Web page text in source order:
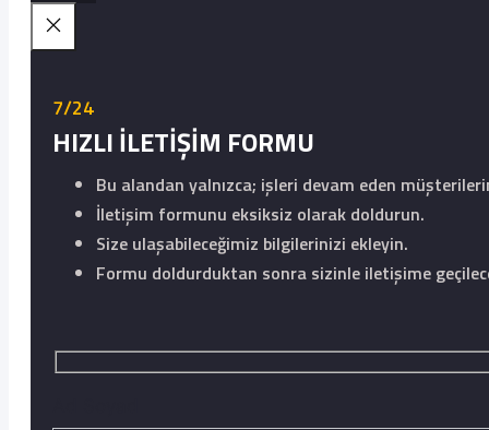
7/24
HIZLI İLETİŞİM FORMU
Bu alandan yalnızca; işleri devam eden
İletişim formunu eksiksiz olarak doldurun.
Size ulaşabileceğimiz bilgilerinizi ekleyin.
Formu doldurduktan sonra sizinle iletişime